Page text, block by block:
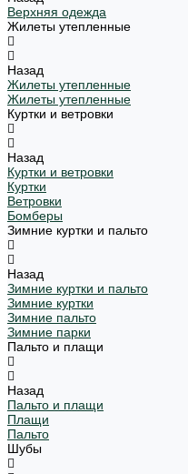
Верхняя одежда
Жилеты утепленные
Назад
Жилеты утепленные
Жилеты утепленные
Куртки и ветровки
Назад
Куртки и ветровки
Куртки
Ветровки
Бомберы
Зимние куртки и пальто
Назад
Зимние куртки и пальто
Зимние куртки
Зимние пальто
Зимние парки
Пальто и плащи
Назад
Пальто и плащи
Плащи
Пальто
Шубы